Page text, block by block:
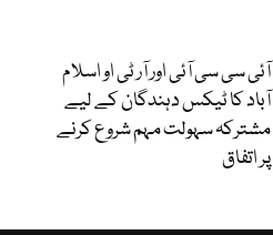
آئی سی سی آئی اور آر ٹی او اسلام
آباد کا ٹیکس دہندگان کے لیے
مشترکہ سہولت مہم شروع کرنے
پر اتفاق